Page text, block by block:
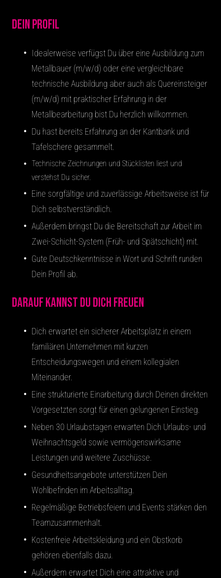
Dein Profil
Idealerweise verfügst Du über eine Ausbildung zum
Metallbauer (m/w/d) oder eine vergleichbare
technische Ausbildung aber auch als Quereinsteiger
(m/w/d) mit praktischer Erfahrung in der
Metallbearbeitung bist Du herzlich willkommen.
Du hast bereits Erfahrung an der Kantbank und
Tafelschere gesammelt.
Technische Zeichnungen und Stücklisten liest und
verstehst Du sicher.
Eine sorgfältige und zuverlässige Arbeitsweise ist für
Dich selbstverständlich.
Außerdem bringst Du die Bereitschaft zur Arbeit im
Zwei-Schicht-System (Früh- und Spätschicht) mit.
Gute Deutschkenntnisse in Wort und Schrift runden
Dein Profil ab.
Darauf kannst Du Dich freuen
Dich erwartet ein sicherer Arbeitsplatz in einem
familiären Unternehmen mit kurzen
Entscheidungswegen und einem kollegialen
Miteinander.
Eine strukturierte Einarbeitung durch Deinen direkten
Vorgesetzten sorgt für einen gelungenen Einstieg.
Neben 30 Urlaubstagen erwarten Dich Urlaubs- und
Weihnachtsgeld sowie vermögenswirksame
Leistungen und weitere Zuschüsse.
Gesundheitsangebote unterstützen Dein
Wohlbefinden im Arbeitsalltag.
Regelmäßige Betriebsfeiern und Events stärken den
Teamzusammenhalt.
Kostenfreie Arbeitskleidung und ein Obstkorb
gehören ebenfalls dazu.
Außerdem erwartet Dich eine attraktive und